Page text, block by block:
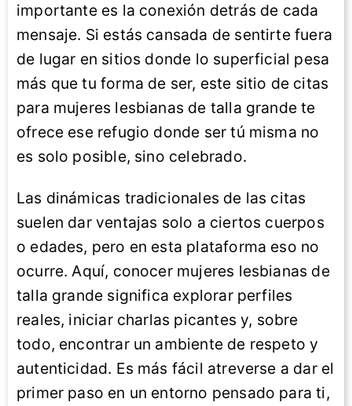
importante es la conexión detrás de cada
mensaje. Si estás cansada de sentirte fuera
de lugar en sitios donde lo superficial pesa
más que tu forma de ser, este sitio de citas
para mujeres lesbianas de talla grande te
ofrece ese refugio donde ser tú misma no
es solo posible, sino celebrado.
Las dinámicas tradicionales de las citas
suelen dar ventajas solo a ciertos cuerpos
o edades, pero en esta plataforma eso no
ocurre. Aquí, conocer mujeres lesbianas de
talla grande significa explorar perfiles
reales, iniciar charlas picantes y, sobre
todo, encontrar un ambiente de respeto y
autenticidad. Es más fácil atreverse a dar el
primer paso en un entorno pensado para ti,